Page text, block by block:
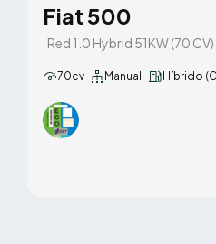
Fiat 500
Red 1.0 Hybrid 51KW (70 CV)
70cv Manual Híbrido